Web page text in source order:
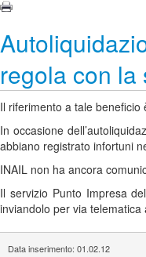
regola con
Il riferimento a tale
In occasione
abbiano registrato infortuni
INAIL non ha ancora
Il servizio Punto Impresa
inviandolo per via telematica
Data inserimento: 01.02.12